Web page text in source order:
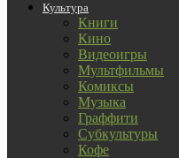
Культура
Книги
Кино
Видеоигры
Мультфильмы
Комиксы
Музыка
Граффити
Субкультуры
Кофе